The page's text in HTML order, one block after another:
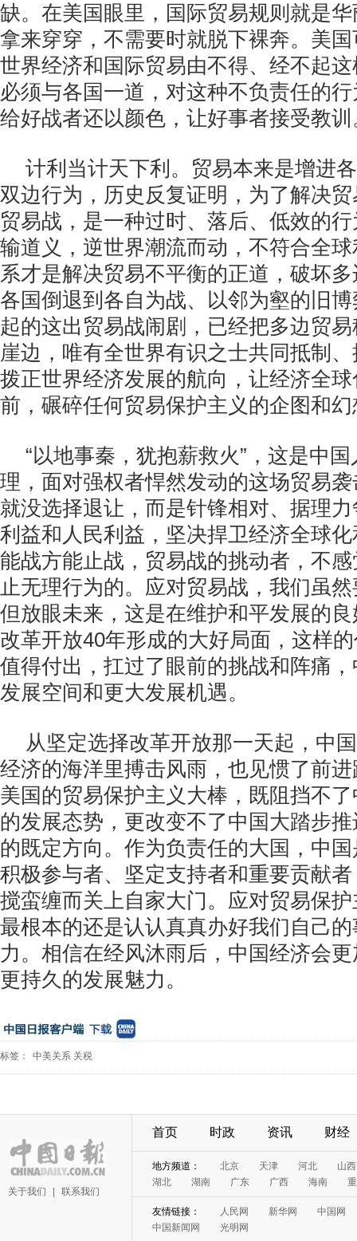
缺。在美国眼里，国际贸易规则就是
拿来穿穿，不需要时就脱下裸奔。美
世界经济和国际贸易由不得、经不起
必须与各国一道，对这种不负责任的
给好战者还以颜色，让好事者接受教训
计利当计天下利。贸易本来是增进
双边行为，历史反复证明，为了解决
贸易战，是一种过时、落后、低效的
输道义，逆世界潮流而动，不符合全
系才是解决贸易不平衡的正道，破坏
各国倒退到各自为战、以邻为壑的旧
起的这出贸易战闹剧，已经把多边贸
崖边，唯有全世界有识之士共同抵制
拨正世界经济发展的航向，让经济全
前，碾碎任何贸易保护主义的企图和
“以地事秦，犹抱薪救火”，这是中
理，面对强权者悍然发动的这场贸易
就没选择退让，而是针锋相对、据理
利益和人民利益，坚决捍卫经济全球
能战方能止战，贸易战的挑动者，不
止无理行为的。应对贸易战，我们虽
但放眼未来，这是在维护和平发展的
改革开放40年形成的大好局面，这样
值得付出，扛过了眼前的挑战和阵痛
发展空间和更大发展机遇。
从坚定选择改革开放那一天起，中
经济的海洋里搏击风雨，也见惯了前
美国的贸易保护主义大棒，既阻挡不
的发展态势，更改变不了中国大踏步
的既定方向。作为负责任的大国，中
积极参与者、坚定支持者和重要贡献
搅蛮缠而关上自家大门。应对贸易保
最根本的还是认认真真办好我们自己
力。相信在经风沐雨后，中国经济会
更持久的发展魅力。
标签： 中美关系 关税
关于我们 联系我们
首页 时政 资讯 财经
地方频道： 北京 天津 河北
山西
湖北
湖南 广东 广西 海南
友情链接： 人民网 新华网
中国网
中国新闻网
光明网